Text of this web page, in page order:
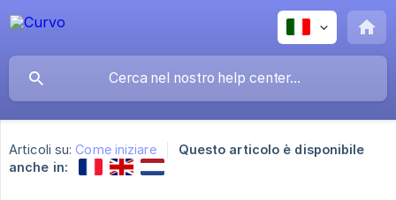
Articoli su: Come iniziare
Questo articolo è disponibile
anche in: